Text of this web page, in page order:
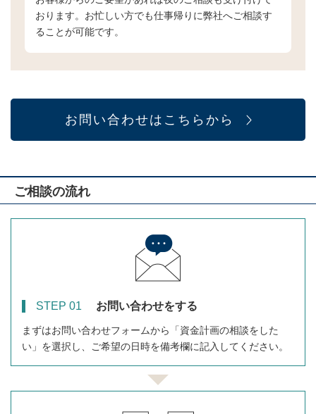
おります。お忙しい方でも仕事帰りに弊社へご相談す
ることが可能です。
お問い合わせはこちらから
ご相談の流れ
STEP 01 お問い合わせをする
まずはお問い合わせフォームから「資金計画の相談をした
い」を選択し、ご希望の日時を備考欄に記入してください。